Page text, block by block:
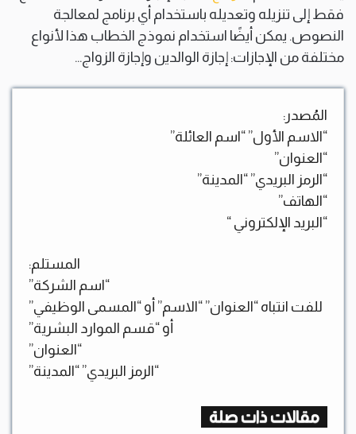
فقط إلى تنزيله وتعديله باستخدام أي برنامج لمعالجة
النصوص. يمكن أيضًا استخدام نموذج الخطاب هذا لأنواع
مختلفة من الإجازات: إجازة الوالدين وإجازة الزواج…
المُصدر:
“الاسم الأول” “اسم العائلة”
“العنوان”
“الرمز البريدي” “المدينة”
“الهاتف”
“البريد الإلكتروني “
المستلم:
“اسم الشركة”
للفت انتباه “العنوان” “الاسم” أو “المسمى الوظيفي”
أو “قسم الموارد البشرية”
“العنوان”
“الرمز البريدي” “المدينة”
مقالات ذات صلة